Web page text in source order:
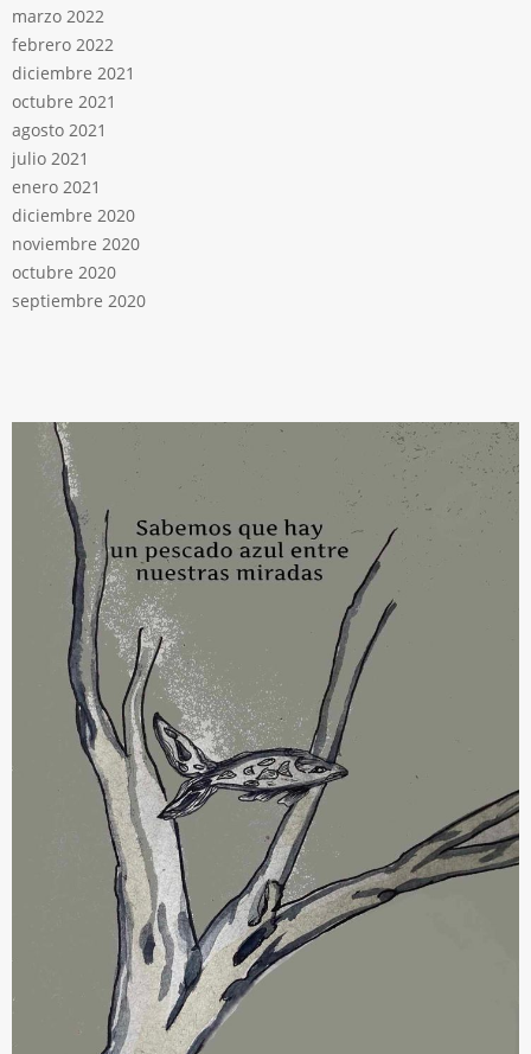
marzo 2022
febrero 2022
diciembre 2021
octubre 2021
agosto 2021
julio 2021
enero 2021
diciembre 2020
noviembre 2020
octubre 2020
septiembre 2020